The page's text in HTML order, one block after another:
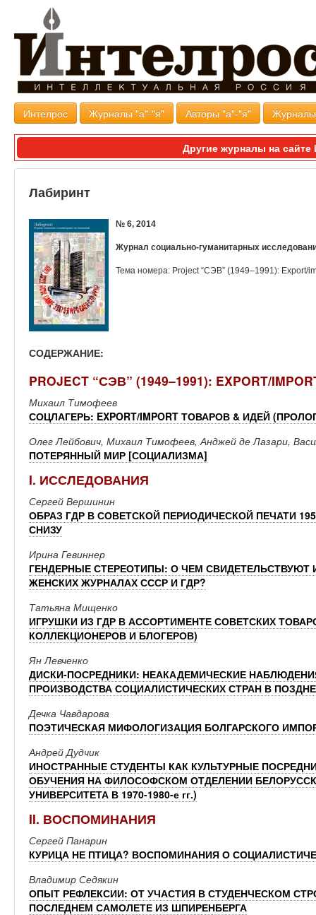
Интелрос Журналы "а"-"я" Авторы "а"-"я"
Другие журналы на
Лабиринт
№ 6, 2014
Журнал социально-гуманитарных
Тема номера: Project “СЭВ” (1949–1991): Export/
СОДЕРЖАНИЕ:
PROJECT “СЭВ” (1949–1991): EXPORT/
Михаил Тимофеев
СОЦЛАГЕРЬ: EXPORT/IMPORT ТОВАРОВ & ИДЕЙ
Олег Лейбович, Михаил Тимофеев, Анджей де Лазари,
ПОТЕРЯННЫЙ МИР [СОЦИАЛИЗМА]
I. ИССЛЕДОВАНИЯ
Сергей Вершинин
ОБРАЗ ГДР В СОВЕТСКОЙ ПЕРИОДИЧЕСКОЙ ПЕЧАТИ
СНИЗУ
Ирина Гевиннер
ГЕНДЕРНЫЕ СТЕРЕОТИПЫ: О ЧЕМ
ЖЕНСКИХ ЖУРНАЛАХ СССР И ГДР?
Татьяна Мищенко
ИГРУШКИ ИЗ ГДР В АССОРТИМЕНТЕ СОВЕТСКИХ
КОЛЛЕКЦИОНЕРОВ И БЛОГЕРОВ)
Ян Левченко
ДИСКИ-ПОСРЕДНИКИ: НЕАКАДЕМИЧЕСКИЕ
ПРОИЗВОДСТВА СОЦИАЛИСТИЧЕСКИХ СТРАН В
Дечка Чавдарова
ПОЭТИЧЕСКАЯ МИФОЛОГИЗАЦИЯ БОЛГАРСКОГО
Андрей Дудчик
ИНОСТРАННЫЕ СТУДЕНТЫ КАК КУЛЬТУРНЫЕ
ОБУЧЕНИЯ НА ФИЛОСОФСКОМ ОТДЕЛЕНИИ
УНИВЕРСИТЕТА В 1970-1980-е гг.)
II. ВОСПОМИНАНИЯ
Сергей Панарин
КУРИЦА НЕ ПТИЦА? ВОСПОМИНАНИЯ О
Владимир Седякин
ОПЫТ РЕФЛЕКСИИ: ОТ УЧАСТИЯ В СТУДЕНЧЕСКОМ
ПОСЛЕДНЕМ САМОЛЕТЕ ИЗ ШПИРЕНБЕРГА